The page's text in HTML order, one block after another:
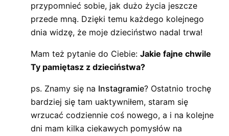
przypomnieć sobie, jak dużo życia jeszcze
przede mną. Dzięki temu każdego kolejnego
dnia widzę, że moje dzieciństwo nadal trwa!
Mam też pytanie do Ciebie: Jakie fajne chwile
Ty pamiętasz z dzieciństwa?
ps. Znamy się na Instagramie? Ostatnio trochę
bardziej się tam uaktywniłem, staram się
wrzucać codziennie coś nowego, a i na kolejne
dni mam kilka ciekawych pomysłów na